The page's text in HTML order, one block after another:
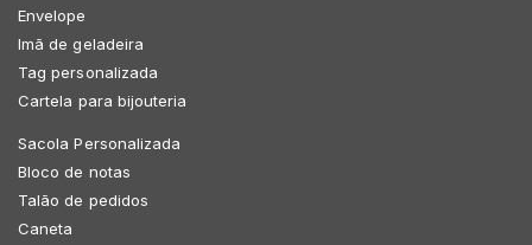
Envelope
Imã de geladeira
Tag personalizada
Cartela para bijouteria
Sacola Personalizada
Bloco de notas
Talão de pedidos
Caneta